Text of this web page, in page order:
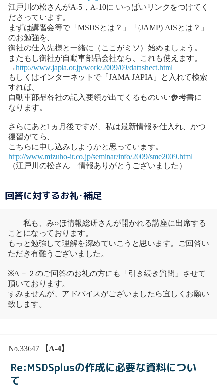
江戸川の松さんがA-5，A-10に いっぱいリンクをつけてく
ださっています。
まずは講習会等で「MSDSとは？」「(JAMP) AISとは？」
のお勉強を、
御社の仕入先様と一緒に（ここがミソ）始めましょう。
またもし御社が自動車部品会社なら、これも使えます。
→http://www.japia.or.jp/work/2009/09/datasheet.html
もしくはインターネットで「JAMA JAPIA」と入れて検索
すれば、
自動車部品各社の記入要領が出てくるものいい参考書に
なります。
さらにあと1ヵ月後ですが、私は最新情報を仕入れ、かつ
復習がてら、
こちらに申し込みしようかと思っています。
http://www.mizuho-ir.co.jp/seminar/info/2009/sme2009.html
（江戸川の松さん 情報ありがとうございました）
回答に対するお礼･補足
私も、み○ほ情報総研さんが開かれる講座に出席する
ことになっております。
もっと勉強して理解を深めていこうと思います。ご回答い
ただき有難うございました。
※A－２のご回答のお礼の方にも「引き続き質問」させて
頂いております。
すみませんが、アドバイスがございましたら宜しくお願い
致します。
No.33647 【A-4】
Re:MSDSplusの作成に必要な資料につい
て